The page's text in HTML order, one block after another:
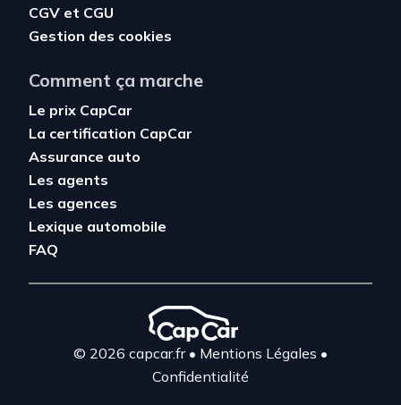
CGV et CGU
Gestion des cookies
Comment ça marche
Le prix CapCar
La certification CapCar
Assurance auto
Les agents
Les agences
Lexique automobile
FAQ
© 2026 capcar.fr• Mentions Légales •
Confidentialité